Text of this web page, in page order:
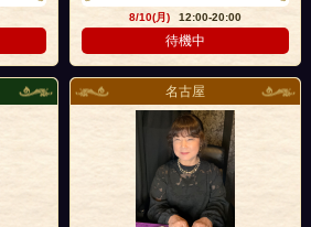
8/10(月)
12:00-20:00
待機中
名古屋